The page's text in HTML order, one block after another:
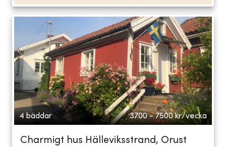
4 bäddar 3700 - 7500 kr/vecka
Charmigt hus Hälleviksstrand, Orust